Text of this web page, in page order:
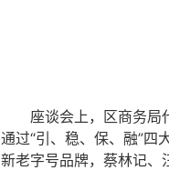
座谈会上，区商务局
通过“引、稳、保、融”四
新老字号品牌，蔡林记、